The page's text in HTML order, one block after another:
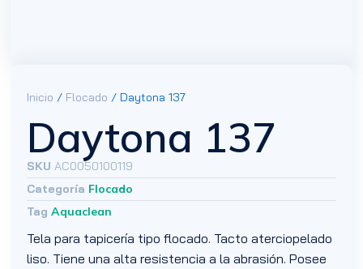
Inicio / Flocado / Daytona 137
Daytona 137
SKUAC0050100119
Categoría Flocado
Tag Aquaclean
Tela para tapicería tipo flocado. Tacto aterciopelado
liso. Tiene una alta resistencia a la abrasión. Posee